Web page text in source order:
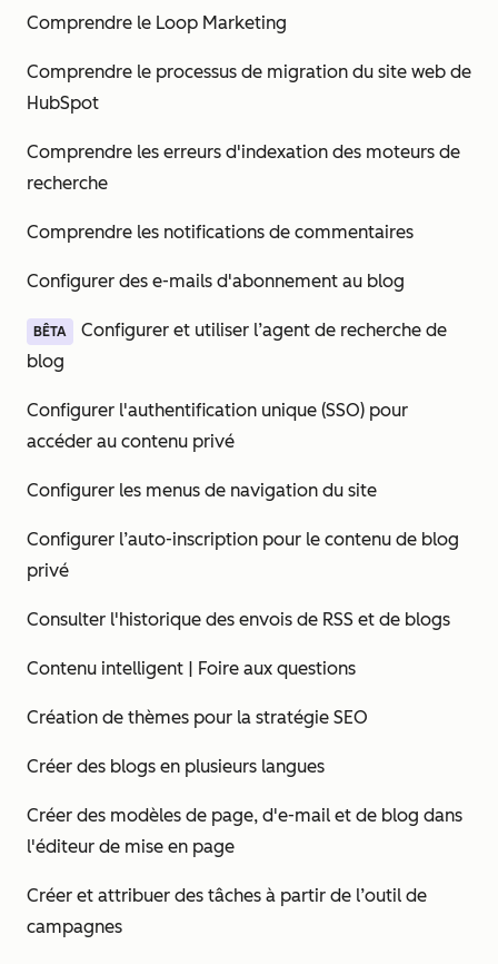
Comprendre le Loop Marketing
Comprendre le processus de migration du site web de
HubSpot
Comprendre les erreurs d'indexation des moteurs de
recherche
Comprendre les notifications de commentaires
Configurer des e-mails d'abonnement au blog
BÊTA
Configurer et utiliser l’agent de recherche de
blog
Configurer l'authentification unique (SSO) pour
accéder au contenu privé
Configurer les menus de navigation du site
Configurer l’auto-inscription pour le contenu de blog
privé
Consulter l'historique des envois de RSS et de blogs
Contenu intelligent | Foire aux questions
Création de thèmes pour la stratégie SEO
Créer des blogs en plusieurs langues
Créer des modèles de page, d'e-mail et de blog dans
l'éditeur de mise en page
Créer et attribuer des tâches à partir de l’outil de
campagnes